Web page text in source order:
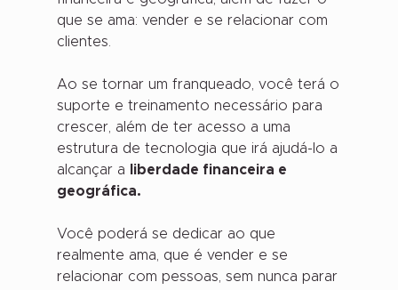
que se ama: vender e se relacionar com
clientes.
Ao se tornar um franqueado, você terá o
suporte e treinamento necessário para
crescer, além de ter acesso a uma
estrutura de tecnologia que irá ajudá-lo a
alcançar a
liberdade financeira e
geográfica.
Você poderá se dedicar ao que
realmente ama, que é vender e se
relacionar com pessoas, sem nunca parar